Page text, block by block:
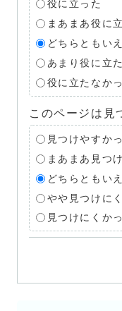
役に立った
まあまあ役に
どちらともい
あまり役に立
役に立たなか
このページは見
見つけやすか
まあまあ見つ
どちらともい
やや見つけに
見つけにくか